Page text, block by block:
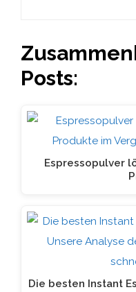
Posts:
Espressopulver
Die besten Instant